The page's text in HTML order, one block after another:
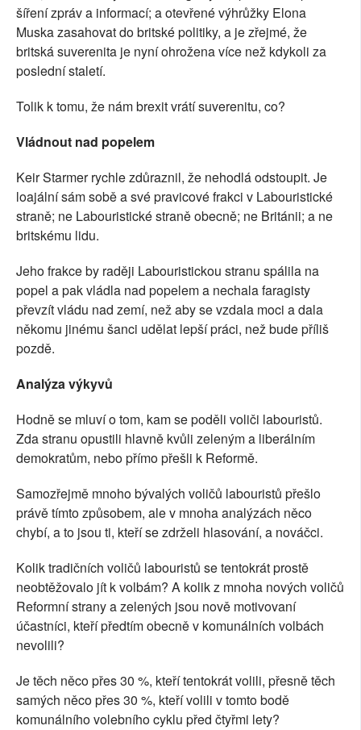
šíření zpráv a informací; a otevřené výhrůžky Elona
Muska zasahovat do britské politiky, a je zřejmé, že
britská suverenita je nyní ohrožena více než kdykoli za
poslední staletí.
Tolik k tomu, že nám brexit vrátí suverenitu, co?
Vládnout nad popelem
Keir Starmer rychle zdůraznil, že nehodlá odstoupit. Je
loajální sám sobě a své pravicové frakci v Labouristické
straně; ne Labouristické straně obecně; ne Británii; a ne
britskému lidu.
Jeho frakce by raději Labouristickou stranu spálila na
popel a pak vládla nad popelem a nechala faragisty
převzít vládu nad zemí, než aby se vzdala moci a dala
někomu jinému šanci udělat lepší práci, než bude příliš
pozdě.
Analýza výkyvů
Hodně se mluví o tom, kam se poděli voliči labouristů.
Zda stranu opustili hlavně kvůli zeleným a liberálním
demokratům, nebo přímo přešli k Reformě.
Samozřejmě mnoho bývalých voličů labouristů přešlo
právě tímto způsobem, ale v mnoha analýzách něco
chybí, a to jsou ti, kteří se zdrželi hlasování, a nováčci.
Kolik tradičních voličů labouristů se tentokrát prostě
neobtěžovalo jít k volbám? A kolik z mnoha nových voličů
Reformní strany a zelených jsou nově motivovaní
účastníci, kteří předtím obecně v komunálních volbách
nevolili?
Je těch něco přes 30 %, kteří tentokrát volili, přesně těch
samých něco přes 30 %, kteří volili v tomto bodě
komunálního volebního cyklu před čtyřmi lety?